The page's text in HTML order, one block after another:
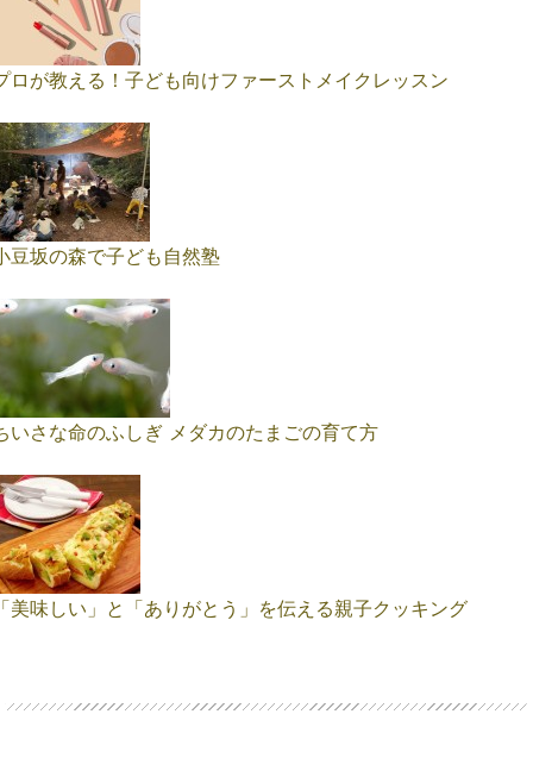
ロが教える！子ども向けファーストメイクレッスン
豆坂の森で子ども自然塾
いさな命のふしぎ メダカのたまごの育て方
美味しい」と「ありがとう」を伝える親子クッキング